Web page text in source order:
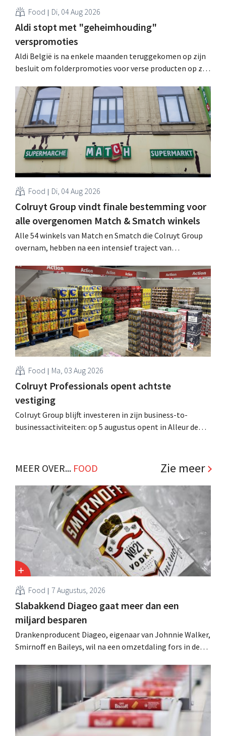
Food Di, 04 Aug 2026
Aldi stopt met "geheimhouding"
verspromoties
Aldi België is na enkele maanden teruggekomen op zijn
besluit om folderpromoties voor verse producten op zijn
werking treden: "Onze klanten willen goed
geïnformeerd worden." .
Food Di, 04 Aug 2026
Colruyt Group vindt finale bestemming voor
alle overgenomen Match & Smatch winkels
Alle 54 winkels van Match en Smatch die Colruyt Group
overnam, hebben na een intensief traject van
Al is die bestemming voor sommige panden een sluiting.
Food Ma, 03 Aug 2026
Colruyt Professionals opent achtste
vestiging
Colruyt Group blijft investeren in zijn business-to-
businessactiviteiten: op 5 augustus opent in Alleur de
klanten. .
MEER OVER... FOOD Zie meer
Food 7 Augustus, 2026
Slabakkend Diageo gaat meer dan een
miljard besparen
Drankenproducent Diageo, eigenaar van Johnnie Walker,
Smirnoff en Baileys, wil na een omzetdaling fors in de
andere Guiness en voorgemixte cocktails.